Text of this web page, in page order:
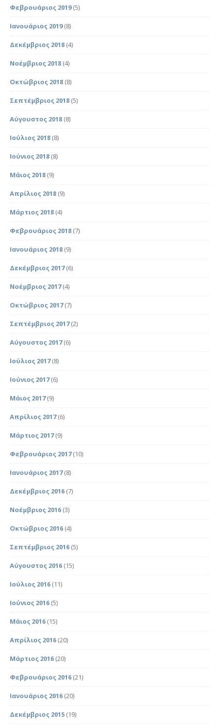
Φεβρουάριος 2019(5)
Ιανουάριος 2019(8)
Δεκέμβριος 2018 (4)
Νοέμβριος 2018 (4)
Οκτώβριος 2018 (8)
Σεπτέμβριος 2018 (5)
Αύγουστος 2018 (8)
Ιούλιος 2018 (8)
Ιούνιος 2018 (8)
Μάιος 2018 (9)
Απρίλιος 2018 (9)
Μάρτιος 2018 (4)
Φεβρουάριος 2018 (7)
Ιανουάριος 2018 (9)
Δεκέμβριος 2017(6)
Νοέμβριος 2017(4)
Οκτώβριος 2017(7)
Σεπτέμβριος 2017(2)
Αύγουστος 2017(6)
Ιούλιος 2017(8)
Ιούνιος 2017(6)
Μάιος 2017(9)
Απρίλιος 2017(6)
Μάρτιος 2017(9)
Φεβρουάριος 2017(10)
Ιανουάριος 2017(8)
Δεκέμβριος 2016 (7)
Νοέμβριος 2016 (3)
Οκτώβριος 2016 (4)
Σεπτέμβριος 2016 (5)
Αύγουστος 2016 (15)
Ιούλιος 2016 (11)
Ιούνιος 2016 (5)
Μάιος 2016 (15)
Απρίλιος 2016 (20)
Μάρτιος 2016 (20)
Φεβρουάριος 2016 (21)
Ιανουάριος 2016 (20)
Δεκέμβριος 2015 (19)